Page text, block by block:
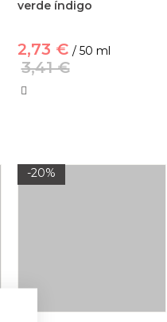
verde índigo
2,73 € / 50 ml
3,41 €
-20%